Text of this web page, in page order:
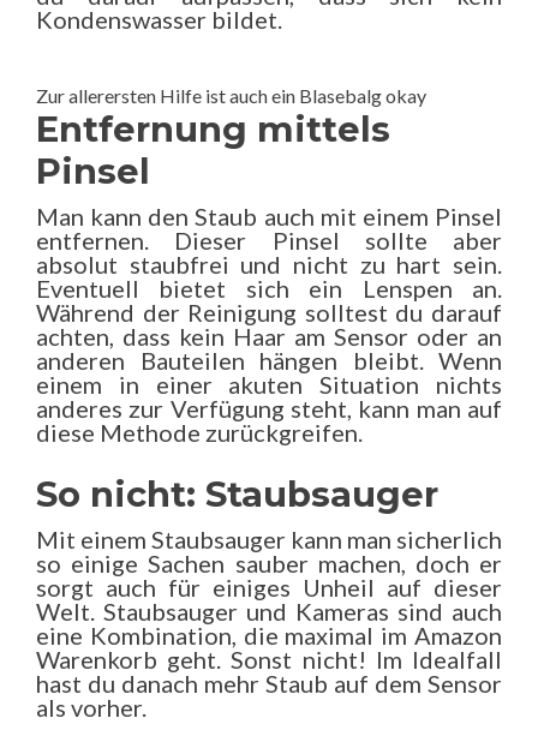
Kondenswasser bildet.
Zur allerersten Hilfe ist auch ein Blasebalg okay
Entfernung mittels
Pinsel
Man kann den Staub auch mit einem Pinsel
entfernen. Dieser Pinsel sollte aber
absolut staubfrei und nicht zu hart sein.
Eventuell bietet sich ein Lenspen an.
Während der Reinigung solltest du darauf
achten, dass kein Haar am Sensor oder an
anderen Bauteilen hängen bleibt. Wenn
einem in einer akuten Situation nichts
anderes zur Verfügung steht, kann man auf
diese Methode zurückgreifen.
So nicht: Staubsauger
Mit einem Staubsauger kann man sicherlich
so einige Sachen sauber machen, doch er
sorgt auch für einiges Unheil auf dieser
Welt. Staubsauger und Kameras sind auch
eine Kombination, die maximal im Amazon
Warenkorb geht. Sonst nicht! Im Idealfall
hast du danach mehr Staub auf dem Sensor
als vorher.